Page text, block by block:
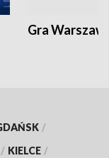
Gra
/
/ KIELCE /